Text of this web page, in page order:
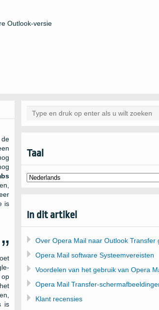
Outlook-versie
is
op
is
Taal
In dit artikel
Over Opera Mail naar Outlook Transfer
Opera Mail software Systeemvereisten
Voordelen van het gebruik van Opera
Opera Mail Transfer-
Klant recensies